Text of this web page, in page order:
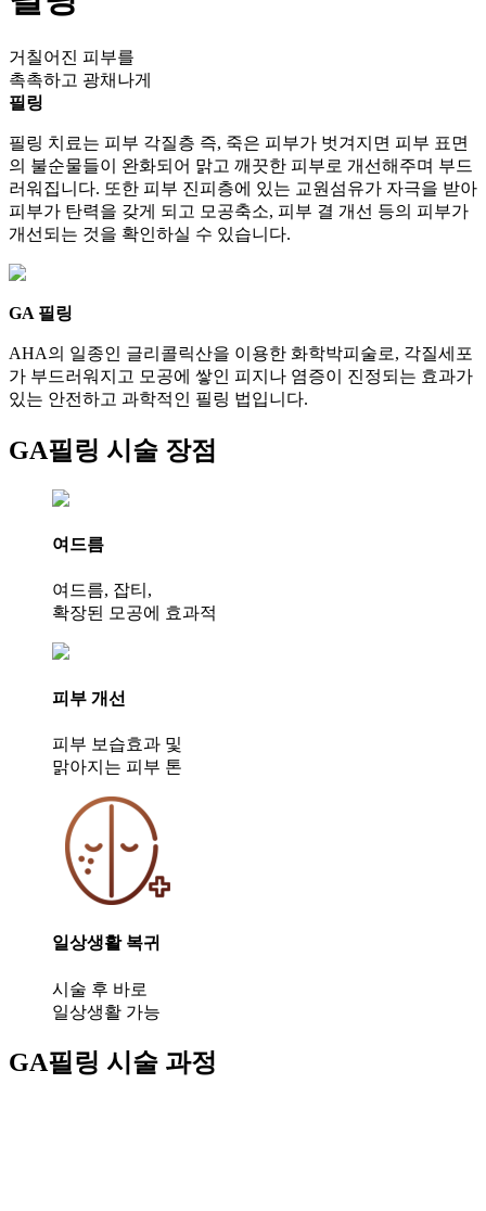
거칠어진 피부를
촉촉하고 광채나게
필링
필링 치료는 피부 각질층 즉, 죽은 피부가 벗겨지면 피부 표면
의 불순물들이 완화되어 맑고 깨끗한 피부로 개선해주며 부드
러워집니다. 또한 피부 진피층에 있는 교원섬유가 자극을 받아
피부가 탄력을 갖게 되고 모공축소, 피부 결 개선 등의 피부가
개선되는 것을 확인하실 수 있습니다.
GA 필링
AHA의 일종인 글리콜릭산을 이용한 화학박피술로, 각질세포
가 부드러워지고 모공에 쌓인 피지나 염증이 진정되는 효과가
있는 안전하고 과학적인 필링 법입니다.
GA필링 시술 장점
여드름
여드름, 잡티,
확장된 모공에 효과적
피부 개선
피부 보습효과 및
맑아지는 피부 톤
일상생활 복귀
시술 후 바로
일상생활 가능
GA필링 시술 과정